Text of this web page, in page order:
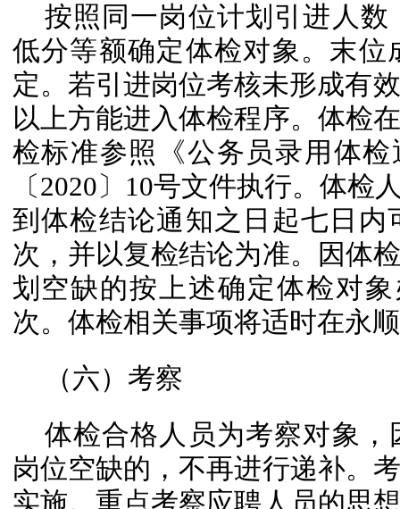
按照同一岗位计划引进人
低分等额确定体检对象。末
定。若引进岗位考核未形成有
以上方能进入体检程序。体检
检标准参照《公务员录用体
〔2020〕10号文件执行。体
到体检结论通知之日起七日
次，并以复检结论为准。因体
划空缺的按上述确定体检对
次。体检相关事项将适时在永
（六）考察
体检合格人员为考察对象
岗位空缺的，不再进行递补。
实施。重点考察应聘人员的思